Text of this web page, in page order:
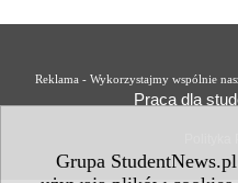
Grupa
Reklama - Wykorzystajmy wspólnie
Praca dla